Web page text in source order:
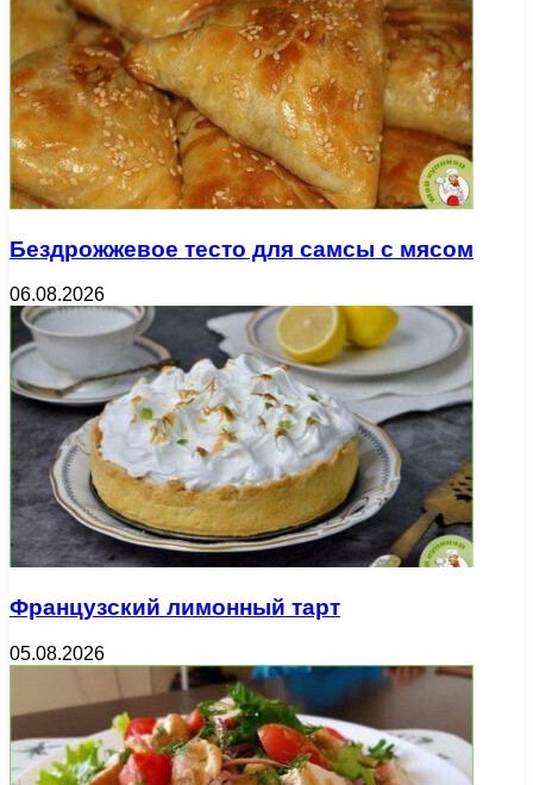
Бездрожжевое тесто для самсы с мясом
06.08.2026
Французский лимонный тарт
05.08.2026